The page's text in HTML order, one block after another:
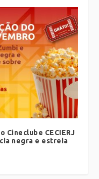
Cineclube CECIERJ
negra e estreia